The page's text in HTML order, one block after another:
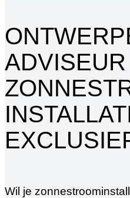
ADVISEUR
Wil je